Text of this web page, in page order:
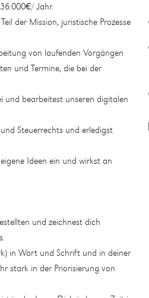
Jahr.
der Mission, juristische Prozesse
von laufenden Vorgängen
und Termine, die bei der
und bearbeitest unseren digitalen
Steuerrechts und erledigst
Ideen ein und wirkst an
und zeichnest dich
in Wort und Schrift und in deiner
stark in der Priorisierung von